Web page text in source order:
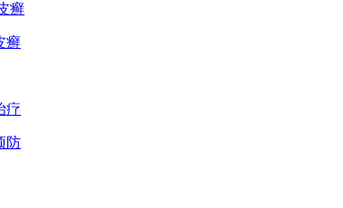
癣
癣
疗
防